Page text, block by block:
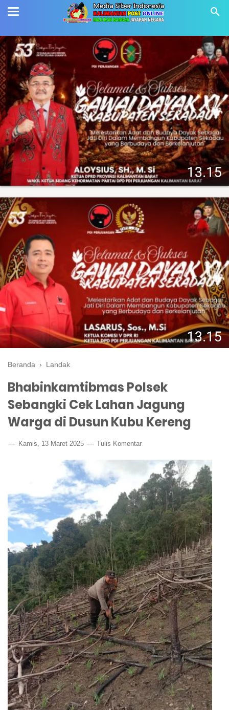
Beranda › Landak
Bhabinkamtibmas Polsek
Sebangki Cek Lahan Jagung
Warga di Dusun Kubu Kereng
Kamis, 13 Maret 2025 Tulis Komentar